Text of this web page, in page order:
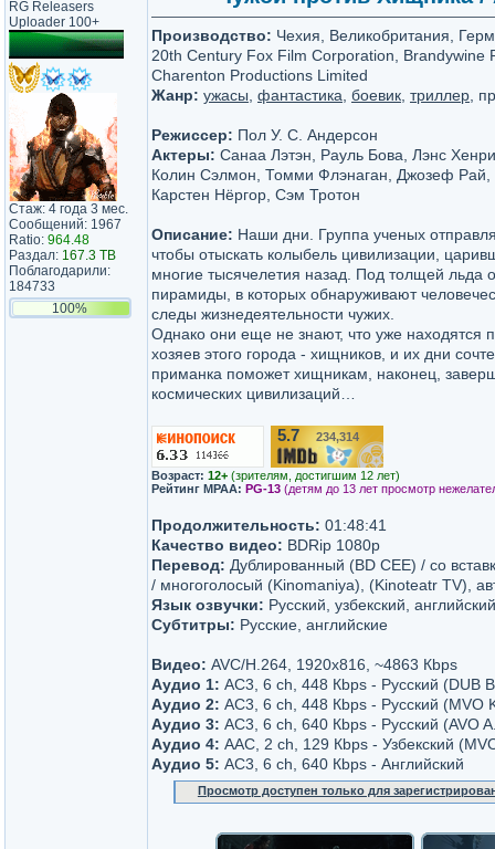
RG Releasers
Uploader 100+
Стаж: 4 года 3 мес.
Сообщений: 1967
Ratio: 964.48
Раздал: 167.3 TB
Поблагодарили:
184733
100%
Производство: Чехия, Великобритания,
20th Century Fox Film Corporation, Brandywine
Charenton Productions Limited
Жанр: ужасы фантастика боевик триллер ,
Режиссер: Пол У. С. Андерсон
Актеры: Санаа Лэтэн, Рауль Бова, Лэнс
Колин Сэлмон, Томми Флэнаган, Джозеф Рай,
Карстен Нёргор, Сэм Тротон
Описание: Наши дни. Группа ученых
чтобы отыскать колыбель цивилизации,
многие тысячелетия назад. Под толщей льда
пирамиды, в которых обнаруживают
следы жизнедеятельности чужих.
Однако они еще не знают, что уже находятся
хозяев этого города - хищников, и их дни
приманка поможет хищникам, наконец,
космических цивилизаций…
5.7 234,314
Возраст: 12+ (зрителям, достигшим 12 лет)
Рейтинг MPAA: PG-13 (детям до 13 лет просмотр
Продолжительность: 01:48:41
Качество видео: BDRip 1080p
Перевод: Дублированный (BD CEE) / со
/ многоголосый (Kinomaniya), (Kinoteatr TV),
Язык озвучки: Русский, узбекский, английский
Субтитры: Русские, английские
Видео: AVC/H.264, 1920x816, ~4863 Кbps
Аудио 1: AC3, 6 ch, 448 Кbps - Русский (DUB
Аудио 2: AC3, 6 ch, 448 Кbps - Русский (MVO
Аудио 3: AC3, 6 ch, 640 Кbps - Русский (AVO
Аудио 4: AAC, 2 ch, 129 Кbps - Узбекский
Аудио 5: AC3, 6 ch, 640 Кbps - Английский
Просмотр доступен только для